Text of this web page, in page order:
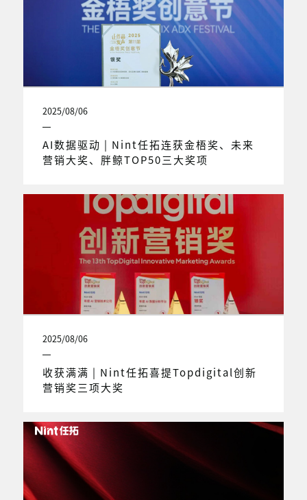
2025/08/06
AI数据驱动 | Nint任拓连获金梧奖、未来
营销大奖、胖鲸TOP50三大奖项
2025/08/06
收获满满 | Nint任拓喜提Topdigital创新
营销奖三项大奖